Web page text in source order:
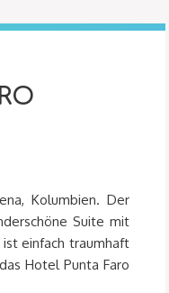
Kolumbien. Der
Suite mit
einfach traumhaft
Hotel Punta Faro